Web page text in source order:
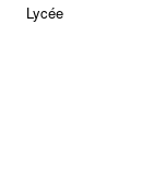
Lycée